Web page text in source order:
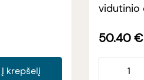
Į krepšelį
vidutinio
50.40€